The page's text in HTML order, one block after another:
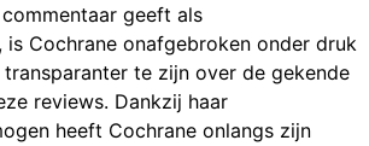
geeft als
, is Cochrane onafgebroken onder druk
te zijn over de gekende
reviews. Dankzij haar
heeft Cochrane onlangs zijn